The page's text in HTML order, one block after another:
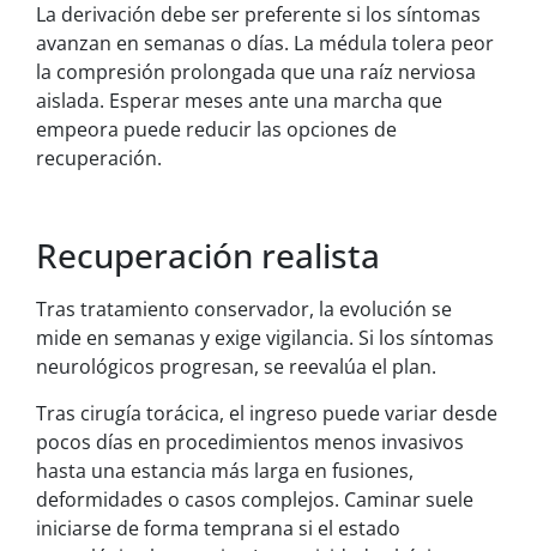
La derivación debe ser preferente si los síntomas
avanzan en semanas o días. La médula tolera peor
la compresión prolongada que una raíz nerviosa
aislada. Esperar meses ante una marcha que
empeora puede reducir las opciones de
recuperación.
Recuperación realista
Tras tratamiento conservador, la evolución se
mide en semanas y exige vigilancia. Si los síntomas
neurológicos progresan, se reevalúa el plan.
Tras cirugía torácica, el ingreso puede variar desde
pocos días en procedimientos menos invasivos
hasta una estancia más larga en fusiones,
deformidades o casos complejos. Caminar suele
iniciarse de forma temprana si el estado